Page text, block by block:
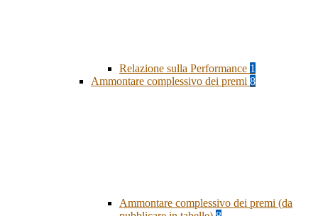
Relazione sulla Performance 1
Ammontare complessivo dei premi 8
Ammontare complessivo dei premi (da